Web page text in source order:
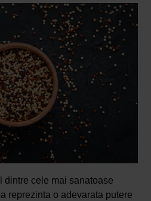
dintre cele mai sanatoase
reprezinta o adevarata putere